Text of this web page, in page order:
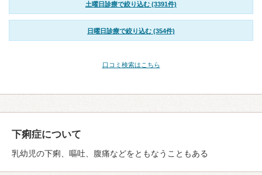
土曜日診療で絞り込む (3391件)
日曜日診療で絞り込む (354件)
口コミ検索はこちら
下痢症について
乳幼児の下痢、嘔吐、腹痛などをともなうこともある